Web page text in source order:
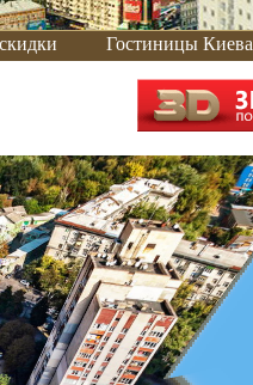
Гостиницы Киева